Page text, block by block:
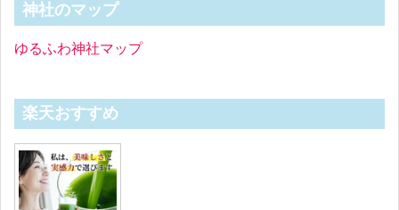
神社のマップ
ゆるふわ神社マップ
楽天おすすめ